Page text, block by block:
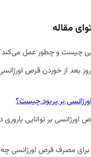
مقاله
چیست و چطور عمل
بعد از خوردن قرص
بر پریود چیست؟
بر توانایی باروری
برای مصرف قرص اورژانسی